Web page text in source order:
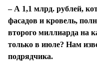
– А 1,1 млрд. рублей,
фасадов и кровель,
второго миллиарда на
только в июле? Нам
подрядчика.